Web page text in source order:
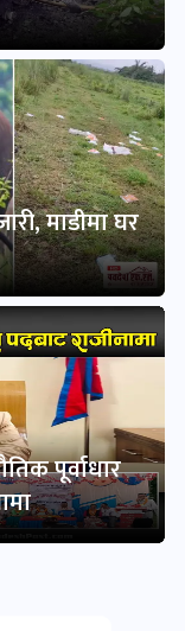
माडीमा घर
पूर्वाधार